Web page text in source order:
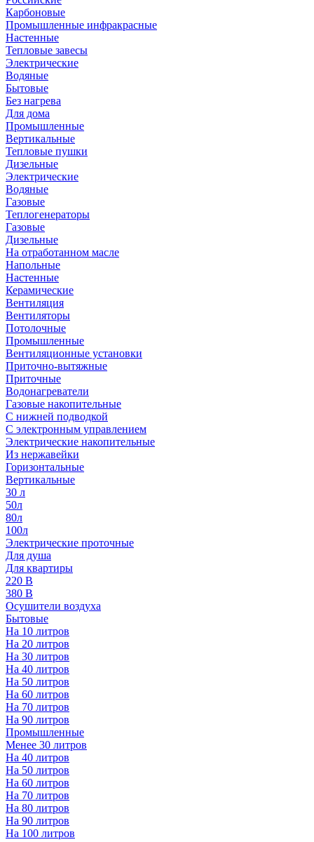
Карбоновые
Промышленные инфракрасные
Настенные
Тепловые завесы
Электрические
Водяные
Бытовые
Без нагрева
Для дома
Промышленные
Вертикальные
Тепловые пушки
Дизельные
Электрические
Водяные
Газовые
Теплогенераторы
Газовые
Дизельные
На отработанном масле
Напольные
Настенные
Керамические
Вентиляция
Вентиляторы
Потолочные
Промышленные
Вентиляционные установки
Приточно-вытяжные
Приточные
Водонагреватели
Газовые накопительные
С нижней подводкой
С электронным управлением
Электрические накопительные
Из нержавейки
Горизонтальные
Вертикальные
30 л
50л
80л
100л
Электрические проточные
Для душа
Для квартиры
220 В
380 В
Осушители воздуха
Бытовые
На 10 литров
На 20 литров
На 30 литров
На 40 литров
На 50 литров
На 60 литров
На 70 литров
На 90 литров
Промышленные
Менее 30 литров
На 40 литров
На 50 литров
На 60 литров
На 70 литров
На 80 литров
На 90 литров
На 100 литров